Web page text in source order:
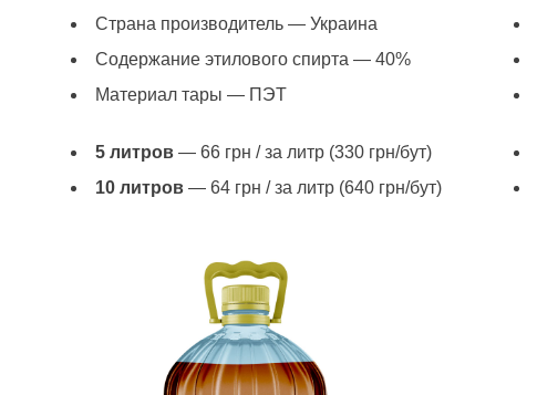
Страна производитель — Украина
Содержание этилового спирта — 40%
Материал тары — ПЭТ
5 литров— 66 грн / за литр (330 грн/бут)
10 литров— 64 грн / за литр (640 грн/бут)